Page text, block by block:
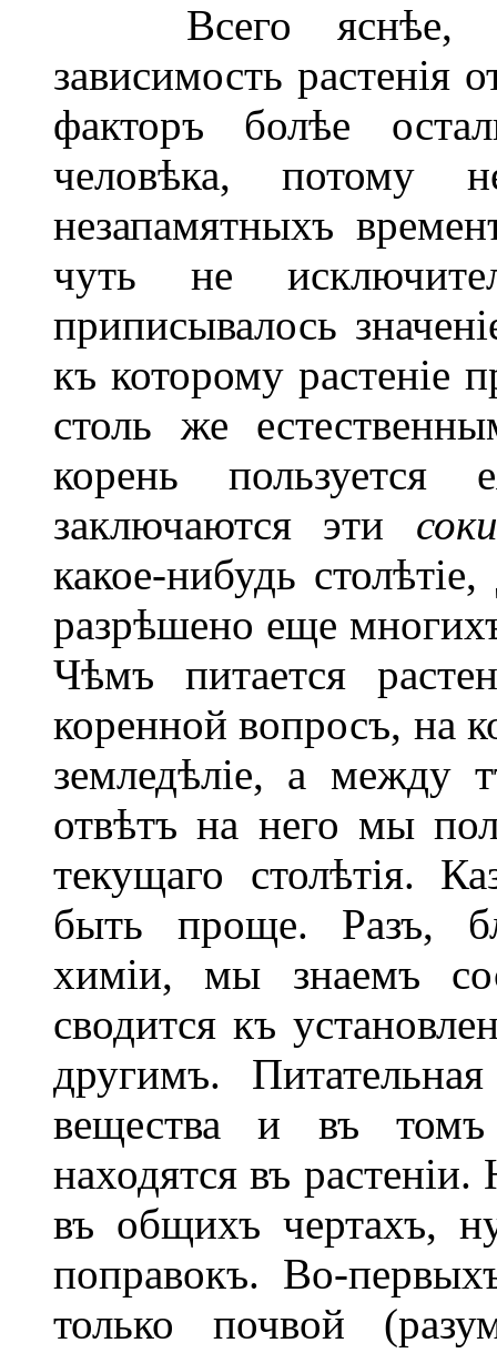
Всего яснѣе,
зависимость растенія
факторъ болѣе
человѣка, потому
незапамятныхъ
чуть не
приписывалось
къ которому растеніе
столь же
корень
заключаются эти соки
какое-нибудь
разрѣшено еще
Чѣмъ питается
коренной вопросъ, на
земледѣліе, а между
отвѣтъ на него мы
текущаго столѣтія.
быть проще. Разъ,
химіи, мы знаемъ
сводится къ
другимъ.
вещества и въ
находятся въ
въ общихъ чертахъ,
поправокъ. Во-
только почвой